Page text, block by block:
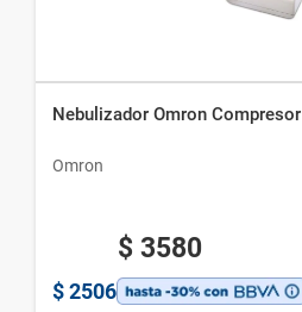
Nebulizador Omron Compresor
Omron
$ 3580
$ 2506